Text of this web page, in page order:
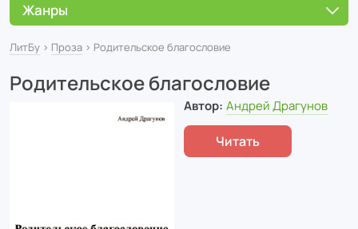
ЛитБу › Проза › Родительское благословие
Родительское благословие
Автор: Андрей Драгунов
Читать
Жанры